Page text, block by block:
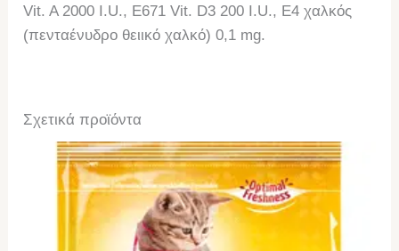
Vit. A 2000 I.U., E671 Vit. D3 200 I.U., Ε4 χαλκός
(πενταένυδρο θειικό χαλκό) 0,1 mg.
Σχετικά προϊόντα